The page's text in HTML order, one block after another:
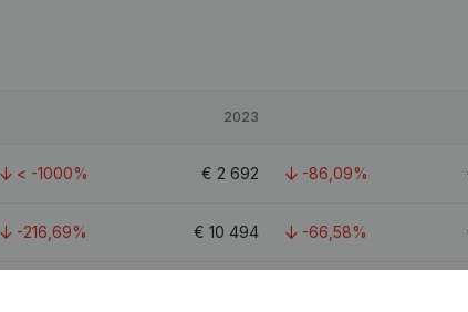
2023
< -1000% € 2 692 -86,09%
-216,69% € 10 494 -66,58%